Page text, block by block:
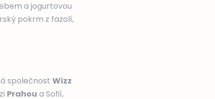
a jogurtovou
pokrm z fazolí,
společnost Wizz
Prahou a Sofií,